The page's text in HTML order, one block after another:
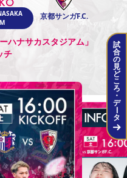
試
合
の
見
ど
こ
ろ
・
デ
タ
盛りだくさん！
ジュール
クで腹ごしらえ！
報
報
京都サンガF.C.
ハナサカスタジアム」
チ